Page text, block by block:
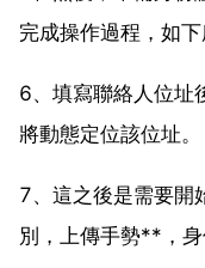
完成操作過程，如下
6、填寫聯絡人位址
將動態定位該位址。
7、這之後是需要開
別，上傳手勢**，身